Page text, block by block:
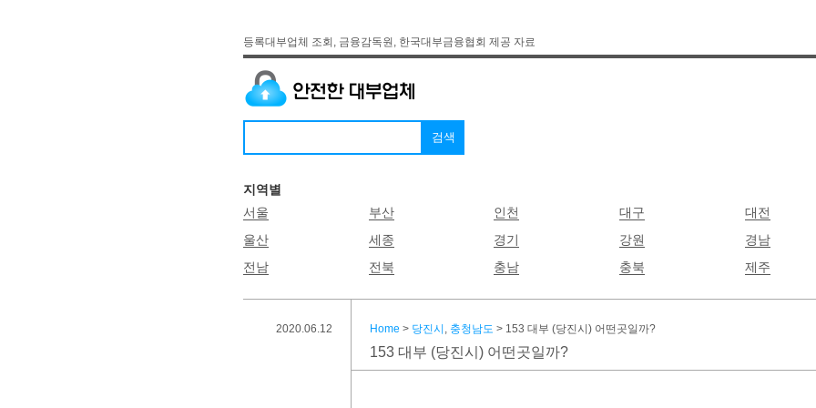
등록대부업체 조회, 금융감독원, 한국대부금융협회 제공 자료
지역별
서울
부산 인천 대구 대전
울산
세종 경기 강원 경남
전남
전북 충남 충북 제주
2020.06.12 Home > 당진시 , 충청남도 > 153 대부 (당진시) 어떤곳일까?
153 대부 (당진시) 어떤곳일까?